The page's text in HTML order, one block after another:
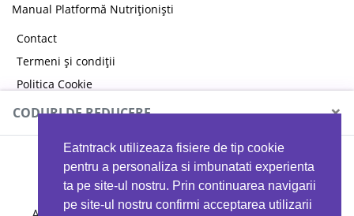
Eatntrack utilizeaza fisiere de tip cookie
pentru a personaliza si imbunatati experienta
ta pe site-ul nostru. Prin continuarea navigarii
pe site-ul nostru confirmi acceptarea utilizarii
Manual Platformă Nutriționiști
Contact
Termeni și condiții
Politica Cookie
Politica de confidențialitate
CODURI DE REDUCERE ×
MYPROTEIN